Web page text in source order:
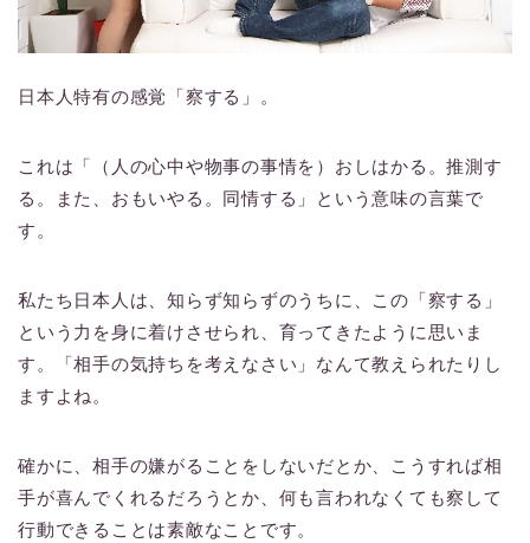
日本人特有の感覚「察する」。
これは「（人の心中や物事の事情を）おしはかる。推測す
る。また、おもいやる。同情する」という意味の言葉で
す。
私たち日本人は、知らず知らずのうちに、この「察する」
という力を身に着けさせられ、育ってきたように思いま
す。「相手の気持ちを考えなさい」なんて教えられたりし
ますよね。
確かに、相手の嫌がることをしないだとか、こうすれば相
手が喜んでくれるだろうとか、何も言われなくても察して
行動できることは素敵なことです。